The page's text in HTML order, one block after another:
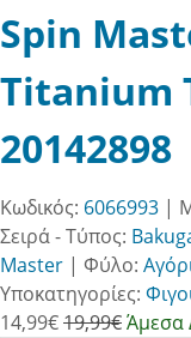
Spin
Titanium
20142898
Κωδικός: 6066993 |
Σειρά - Τύπος:
Master | Φύλο:
Υποκατηγορίες:
14,99€19,99€Άμεσα